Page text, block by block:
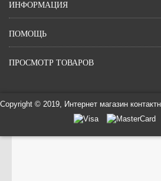
ИНФОРМАЦИЯ
ПОМОЩЬ
ПРОСМОТР ТОВАРОВ
Copyright © 2019, Интернет магазин